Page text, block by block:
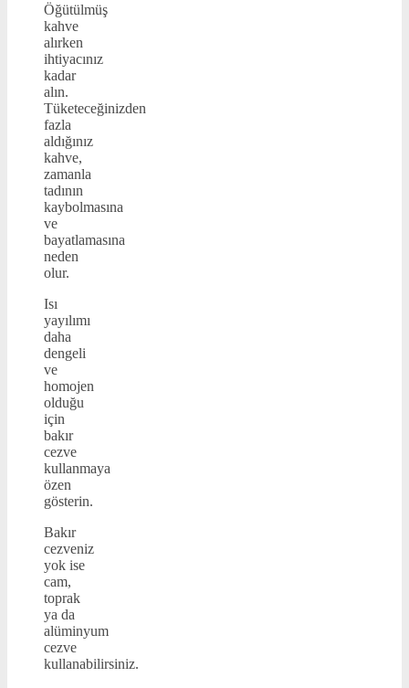
Öğütülmüş
kahve
alırken
ihtiyacınız
kadar
alın.
Tüketeceğinizden
fazla
aldığınız
kahve,
zamanla
tadının
kaybolmasına
ve
bayatlamasına
neden
olur.
Isı
yayılımı
daha
dengeli
ve
homojen
olduğu
için
bakır
cezve
kullanmaya
özen
gösterin.
Bakır
cezveniz
yok ise
cam,
toprak
ya da
alüminyum
cezve
kullanabilirsiniz.